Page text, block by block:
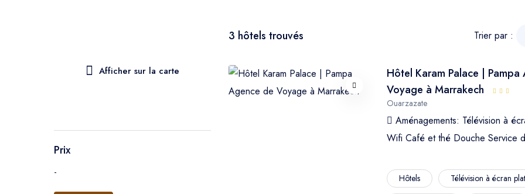
Afficher sur la carte
Prix
-
3 hôtels trouvés Trier par :
Hôtel Karam Palace | Pampa
Voyage à Marrakech
Ouarzazate
Aménagements: Télévision à
Wifi Café et thé Douche Service
Hôtels Télévision à écran plat